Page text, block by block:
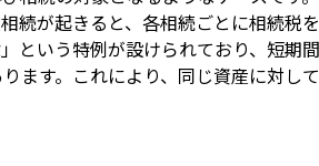
続が起きると、各相続ごとに相続税
という特例が設けられており、短期
ます。これにより、同じ資産に対し